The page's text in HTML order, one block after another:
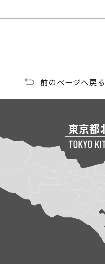
前のページへ戻る